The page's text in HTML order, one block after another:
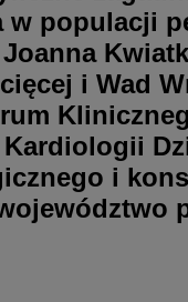
w populacji
i Wad
i